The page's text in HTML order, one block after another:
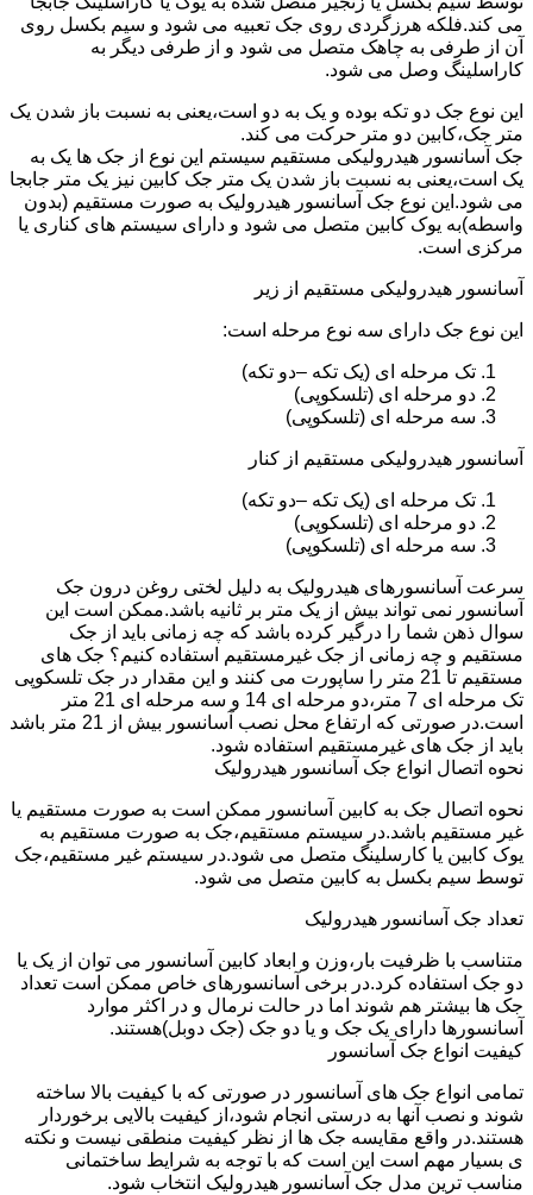
می کند.فلکه هرزگردی روی جک تعبیه می شود و سیم بکسل روی
آن از طرفی به چاهک متصل می شود و از طرفی دیگر به
کاراسلینگ وصل می شود.
این نوع جک دو تکه بوده و یک به دو است،یعنی به نسبت باز شدن یک
متر جک،کابین دو متر حرکت می کند.
جک آسانسور هیدرولیکی مستقیم سیستم این نوع از جک ها یک به
یک است،یعنی به نسبت باز شدن یک متر جک کابین نیز یک متر جابجا
می شود.این نوع جک آسانسور هیدرولیک به صورت مستقیم (بدون
واسطه)به یوک کابین متصل می شود و دارای سیستم های کناری یا
مرکزی است.
آسانسور هیدرولیکی مستقیم از زیر
این نوع جک دارای سه نوع مرحله است:
تک مرحله ای (یک تکه –دو تکه)
دو مرحله ای (تلسکوپی)
سه مرحله ای (تلسکوپی)
آسانسور هیدرولیکی مستقیم از کنار
تک مرحله ای (یک تکه –دو تکه)
دو مرحله ای (تلسکوپی)
سه مرحله ای (تلسکوپی)
سرعت آسانسورهای هیدرولیک به دلیل لختی روغن درون جک
آسانسور نمی تواند بیش از یک متر بر ثانیه باشد.ممکن است این
سوال ذهن شما را درگیر کرده باشد که چه زمانی باید از جک
مستقیم و چه زمانی از جک غیرمستقیم استفاده کنیم؟ جک های
مستقیم تا 21 متر را ساپورت می کنند و این مقدار در جک تلسکوپی
تک مرحله ای 7 متر،دو مرحله ای 14 و سه مرحله ای 21 متر
است.در صورتی که ارتفاع محل نصب آسانسور بیش از 21 متر باشد
باید از جک های غیرمستقیم استفاده شود.
نحوه اتصال انواع جک آسانسور هیدرولیک
نحوه اتصال جک به کابین آسانسور ممکن است به صورت مستقیم یا
غیر مستقیم باشد.در سیستم مستقیم،جک به صورت مستقیم به
یوک کابین یا کارسلینگ متصل می شود.در سیستم غیر مستقیم،جک
توسط سیم بکسل به کابین متصل می شود.
تعداد جک آسانسور هیدرولیک
متناسب با ظرفیت بار،وزن و ابعاد کابین آسانسور می توان از یک یا
دو جک استفاده کرد.در برخی آسانسورهای خاص ممکن است تعداد
جک ها بیشتر هم شوند اما در حالت نرمال و در اکثر موارد
آسانسورها دارای یک جک و یا دو جک (جک دوبل)هستند.
کیفیت انواع جک آسانسور
تمامی انواع جک های آسانسور در صورتی که با کیفیت بالا ساخته
شوند و نصب آنها به درستی انجام شود،از کیفیت بالایی برخوردار
هستند.در واقع مقایسه جک ها از نظر کیفیت منطقی نیست و نکته
ی بسیار مهم است این است که با توجه به شرایط ساختمانی
مناسب ترین مدل جک آسانسور هیدرولیک انتخاب شود.